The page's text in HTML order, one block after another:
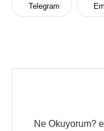
Telegram
Ne Okuyorum?